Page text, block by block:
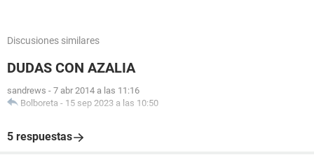
Discusiones similares
DUDAS CON AZALIA
sandrews - 7 abr 2014 a las 11:16
Bolboreta - 15 sep 2023 a las 10:50
5 respuestas